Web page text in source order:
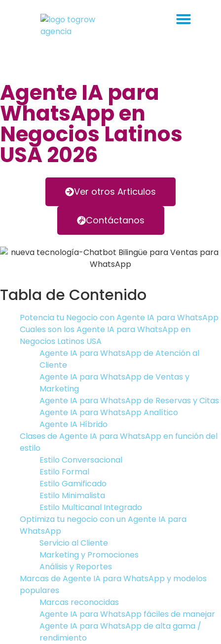
Agente IA para
WhatsApp en
Negocios Latinos
USA 2026
Ver otros Articulos
Contáctanos
Tabla de Contenido
Potencia tu Negocio con Agente IA para WhatsApp
Cuales son los Agente IA para WhatsApp en
Negocios Latinos USA
Agente IA para WhatsApp de Atención al
Cliente
Agente IA para WhatsApp de Ventas y
Marketing
Agente IA para WhatsApp de Reservas y Citas
Agente IA para WhatsApp Analítico
Agente IA Híbrido
Clases de Agente IA para WhatsApp en función del
estilo
Estilo Conversacional
Estilo Formal
Estilo Gamificado
Estilo Minimalista
Estilo Multicanal Integrado
Optimiza tu negocio con un Agente IA para
WhatsApp
Servicio al Cliente
Marketing y Promociones
Análisis y Reportes
Marcas de Agente IA para WhatsApp y modelos
populares
Marcas reconocidas
Agente IA para WhatsApp fáciles de manejar
Agente IA para WhatsApp de alta gama /
rendimiento